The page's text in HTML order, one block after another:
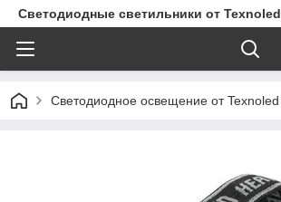
Светодиодные светильники от Texnoled
Светодиодное освещение от Texnoled